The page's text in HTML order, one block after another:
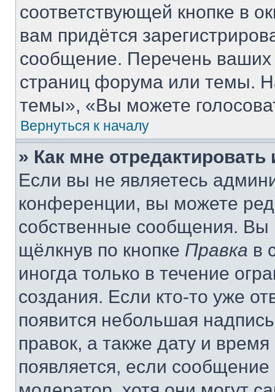
соответствующей кнопке в
вам придётся
сообщение. Перечень ваших
страниц форума или темы.
темы», «Вы можете
Вернуться к началу
» Как мне
Если вы не являетесь
конференции, вы можете
собственные сообщения. Вы
щёлкнув по кнопке Правка в
иногда только в течение
создания. Если кто-то уже
появится небольшая
правок, а также дату и
появляется, если